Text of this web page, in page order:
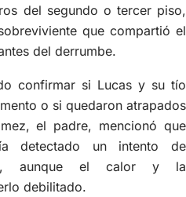
del segundo o tercer piso,
que compartió el
del derrumbe.
confirmar si Lucas y su tío
o si quedaron atrapados
el padre, mencionó que
detectado un intento de
aunque el calor y la
debilitado.